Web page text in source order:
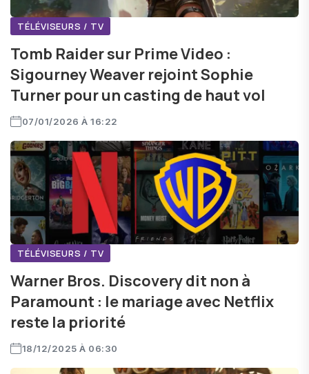
TÉLÉVISEURS / TV
Tomb Raider sur Prime Video :
Sigourney Weaver rejoint Sophie
Turner pour un casting de haut vol
07/01/2026 À 16:22
TÉLÉVISEURS / TV
Warner Bros. Discovery dit non à
Paramount : le mariage avec Netflix
reste la priorité
18/12/2025 À 06:30